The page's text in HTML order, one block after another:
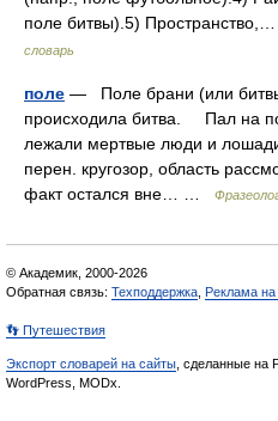
поле битвы).5)
словарь
поле — Поле брани (или
происходила битва. Пал на
лежали мертвые люди и
перен. кругозор, область
факт остался вне… …
© Академик, 2000-2026
Обратная связь: Техподдержка Реклама на
👣 Путешествия
Экспорт словарей на сайты , сделанные на
WordPress, MODx.